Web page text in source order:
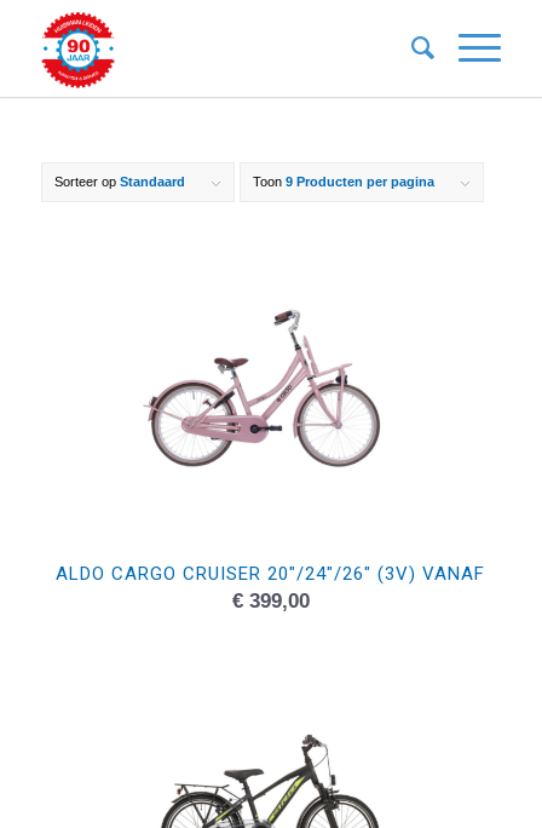
Sorteer op Standaard Toon 9 Producten per pagina
ALDO CARGO CRUISER 20″/24″/26″ (3V) VANAF
€399,00